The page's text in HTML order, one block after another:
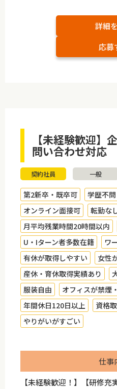
詳細
応募
【未経験歓迎】
問い合わせ対応
契約社員 一般
第2新卒・既卒可 学歴不問
オンライン面接可
転勤な
月平均残業時間20時間以内
U・Iターン者多数在籍
ワ
有休が取得しやすい
女性
産休・育休取得実績あり
服装自由
オフィスが禁煙
年間休日120日以上
資格
やりがいがすごい
仕事
【未経験歓迎！】【研修